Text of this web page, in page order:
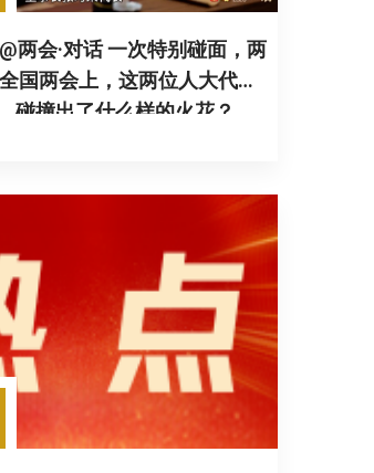
一次特别碰面，两
国两会上，这两位人大代表
碰撞出了什么样的火花？